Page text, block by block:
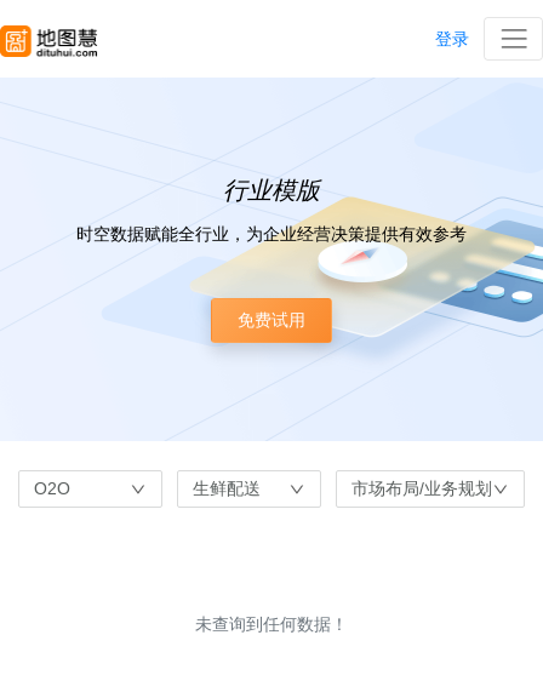
登录
行业模版
时空数据赋能全行业，为企业经营决策提供有效参考
免费试用
O2O 生鲜配送 市场布局/业务规划
未查询到任何数据！